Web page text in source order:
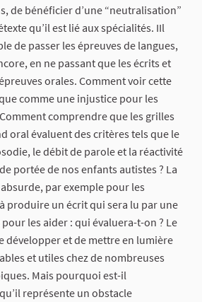
de bénéficier d’une “neutralisation”
qu’il est lié aux spécialités. IIl
de passer les épreuves de langues,
en ne passant que les écrits et
orales. Comment voir cette
comme une injustice pour les
comprendre que les grilles
oral évaluent des critères tels que le
le débit de parole et la réactivité
portée de nos enfants autistes ? La
par exemple pour les
produire un écrit qui sera lu par une
les aider : qui évaluera-t-on ? Le
développer et de mettre en lumière
et utiles chez de nombreuses
Mais pourquoi est-il
représente un obstacle